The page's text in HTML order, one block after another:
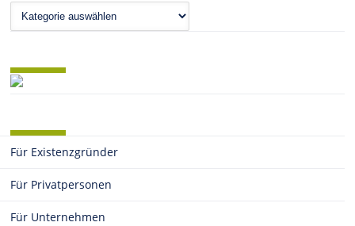
News
Für Existenzgründer
Für Privatpersonen
Für Unternehmen